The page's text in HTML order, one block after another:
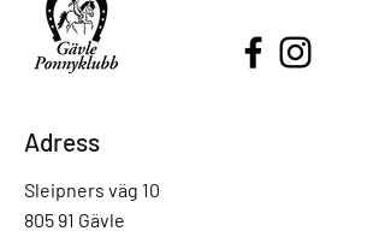
Adress
Sleipners väg 10
805 91 Gävle